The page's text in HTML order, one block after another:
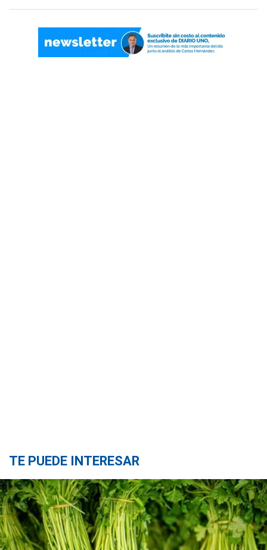
TE PUEDE INTERESAR